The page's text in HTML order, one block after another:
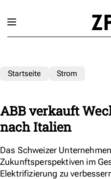
Startseite Strom
ABB verkauft
nach Italien
Das Schweizer
Zukunftsperspektiven im
Elektrifizierung zu